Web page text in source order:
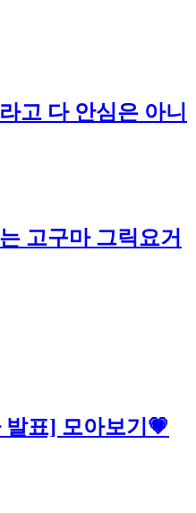
고 다 안심은 아니
고구마 그릭요거
표] 모아보기💗